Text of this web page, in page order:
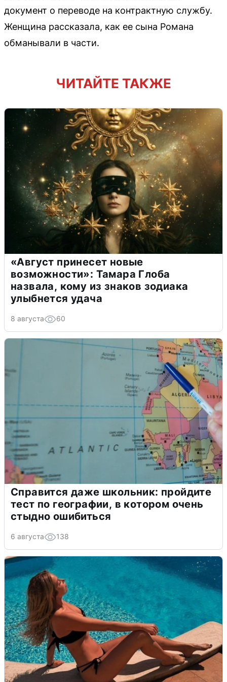
документ о переводе на контрактную службу.
Женщина рассказала, как ее сына Романа
обманывали в части.
ЧИТАЙТЕ ТАКЖЕ
«Август принесет новые
возможности»: Тамара Глоба
назвала, кому из знаков зодиака
улыбнется удача
8 августа 60
Справится даже школьник: пройдите
тест по географии, в котором очень
стыдно ошибиться
6 августа 138